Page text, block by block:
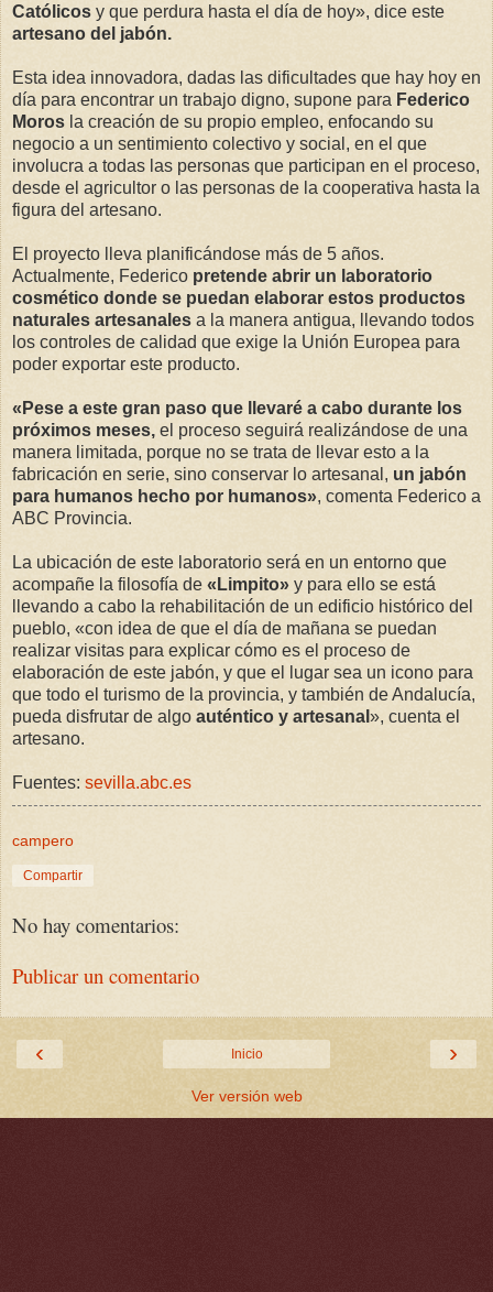
Católicos y que perdura hasta el día de hoy», dice este
artesano del jabón.
Esta idea innovadora, dadas las dificultades que hay hoy en
día para encontrar un trabajo digno, supone para Federico
Moros la creación de su propio empleo, enfocando su
negocio a un sentimiento colectivo y social, en el que
involucra a todas las personas que participan en el proceso,
desde el agricultor o las personas de la cooperativa hasta la
figura del artesano.
El proyecto lleva planificándose más de 5 años.
Actualmente, Federico pretende abrir un laboratorio
cosmético donde se puedan elaborar estos productos
naturales artesanales a la manera antigua, llevando todos
los controles de calidad que exige la Unión Europea para
poder exportar este producto.
«Pese a este gran paso que llevaré a cabo durante los
próximos meses, el proceso seguirá realizándose de una
manera limitada, porque no se trata de llevar esto a la
fabricación en serie, sino conservar lo artesanal, un jabón
para humanos hecho por humanos», comenta Federico a
ABC Provincia.
La ubicación de este laboratorio será en un entorno que
acompañe la filosofía de «Limpito» y para ello se está
llevando a cabo la rehabilitación de un edificio histórico del
pueblo, «con idea de que el día de mañana se puedan
realizar visitas para explicar cómo es el proceso de
elaboración de este jabón, y que el lugar sea un icono para
que todo el turismo de la provincia, y también de Andalucía,
pueda disfrutar de algo auténtico y artesanal », cuenta el
artesano.
Fuentes: sevilla.abc.es
campero
Compartir
No hay comentarios:
Publicar un comentario
‹ ›
Inicio
Ver versión web